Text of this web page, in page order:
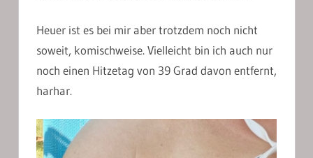
Heuer ist es bei mir aber trotzdem noch nicht
soweit, komischweise. Vielleicht bin ich auch nur
noch einen Hitzetag von 39 Grad davon entfernt,
harhar.